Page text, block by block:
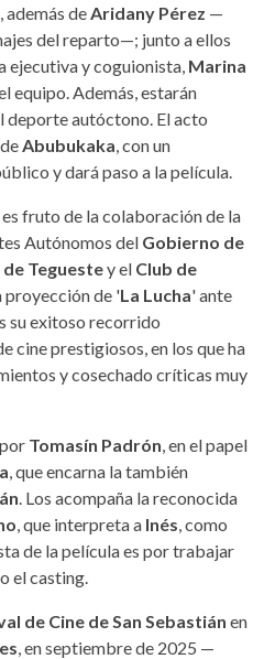
deAridany Pérez —
del reparto—; junto a ellos
ejecutiva y coguionista, Marina
equipo. Además, estarán
deporte autóctono. El acto
Abubukaka, con un
y dará paso a la película.
fruto de la colaboración de la
Autónomos del Gobierno de
Teguestey el Club de
proyección de 'La Lucha' ante
su exitoso recorrido
cine prestigiosos, en los que ha
y cosechado críticas muy
Tomasín Padrón, en el papel
, que encarna la también
. Los acompaña la reconocida
, que interpreta a Inés, como
de la película es por trabajar
el casting.
de Cine de San Sebastián en
, en septiembre de 2025 —